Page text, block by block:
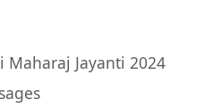
Jayanti 2024